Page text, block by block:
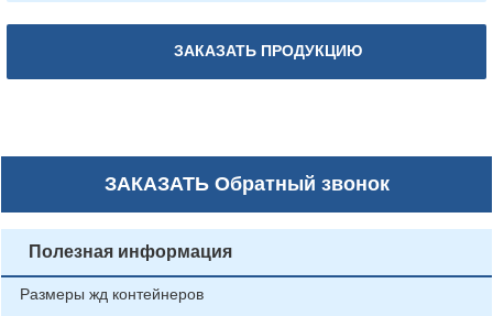
ЗАКАЗАТЬ ПРОДУКЦИЮ
ЗАКАЗАТЬОбратный звонок
Полезная информация
Размеры жд контейнеров